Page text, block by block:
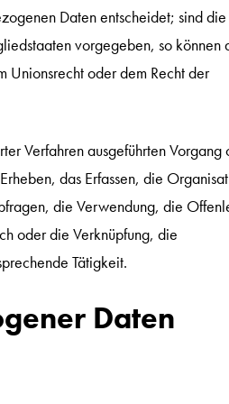
Daten entscheidet; sind die
vorgegeben, so können
Unionsrecht oder dem Recht der
Verfahren ausgeführten Vorgang
das Erfassen, die
die Verwendung, die
oder die Verknüpfung, die
Tätigkeit.
Daten